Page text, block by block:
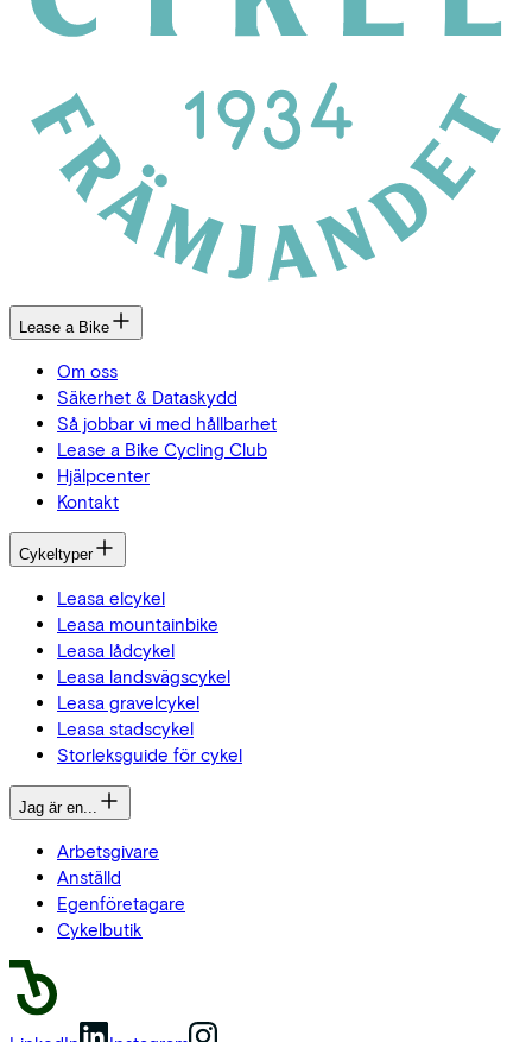
Lease a Bike
Om oss
Säkerhet & Dataskydd
Så jobbar vi med hållbarhet
Lease a Bike Cycling Club
Hjälpcenter
Kontakt
Cykeltyper
Leasa elcykel
Leasa mountainbike
Leasa lådcykel
Leasa landsvägscykel
Leasa gravelcykel
Leasa stadscykel
Storleksguide för cykel
Jag är en...
Arbetsgivare
Anställd
Egenföretagare
Cykelbutik